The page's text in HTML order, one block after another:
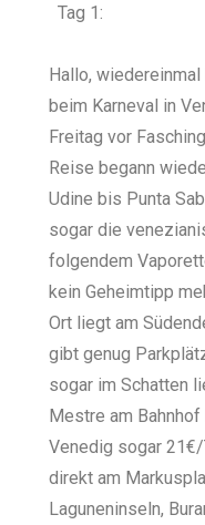
Tag 1:
Hallo,
beim Karneval in
Freitag vor
Reise begann
Udine bis Punta
sogar die
folgendem
kein Geheimtipp
Ort liegt am
gibt genug
sogar im Schatten
Mestre am
Venedig sogar
direkt am
Laguneninseln,